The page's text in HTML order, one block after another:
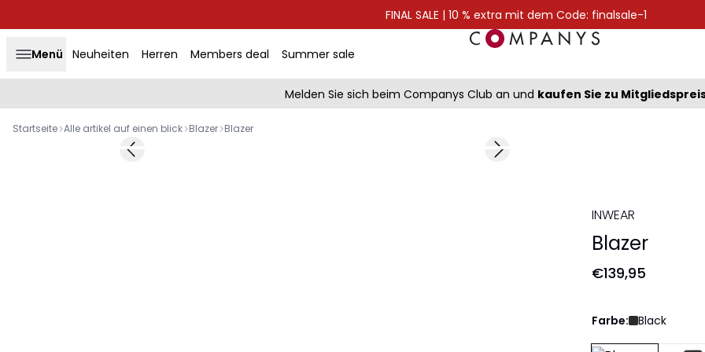
FINAL SALE | 10 % extra mit dem Code: finalsale-1
Menü Neuheiten Herren Members deal Summer sale
Melden Sie sich beim Companys Club an und kaufen Sie zu
Startseite Alle artikel auf einen blick Blazer Blazer
Previous slide Next slide
INWEAR
Blazer
€139,95
Farbe: Black